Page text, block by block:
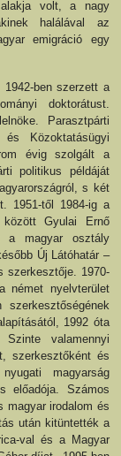
alakja volt, a nagy
halálával az
emigráció egy
1942-ben szerzett a
doktorátust.
Parasztpárti
Közoktatásügyi
évig szolgált a
politikus példáját
s két
1951-től 1984-ig a
között Gyulai Ernő
a magyar osztály
Új Látóhatár –
szerkesztője. 1970-
német nyelvterület
1992 óta
valamennyi
szerkesztőként és
magyarság
előadója. Számos
magyar irodalom és
után kitüntették a
val és a Magyar